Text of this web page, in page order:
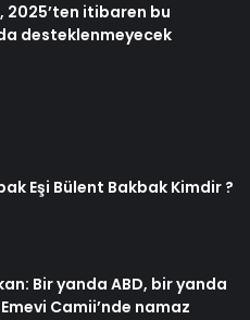
2025’ten itibaren bu
desteklenmeyecek
Eşi Bülent Bakbak Kimdir ?
Bir yanda ABD, bir yanda
Camii’nde namaz